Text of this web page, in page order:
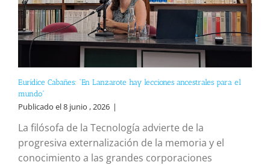
Eurídice Cabañes: “En Lanzarote hay lecciones ancestrales para el
mundo”
Publicado el 8 junio , 2026 |
La filósofa de la Tecnología advierte de la
progresiva externalización de la memoria y el
conocimiento a las grandes corporaciones